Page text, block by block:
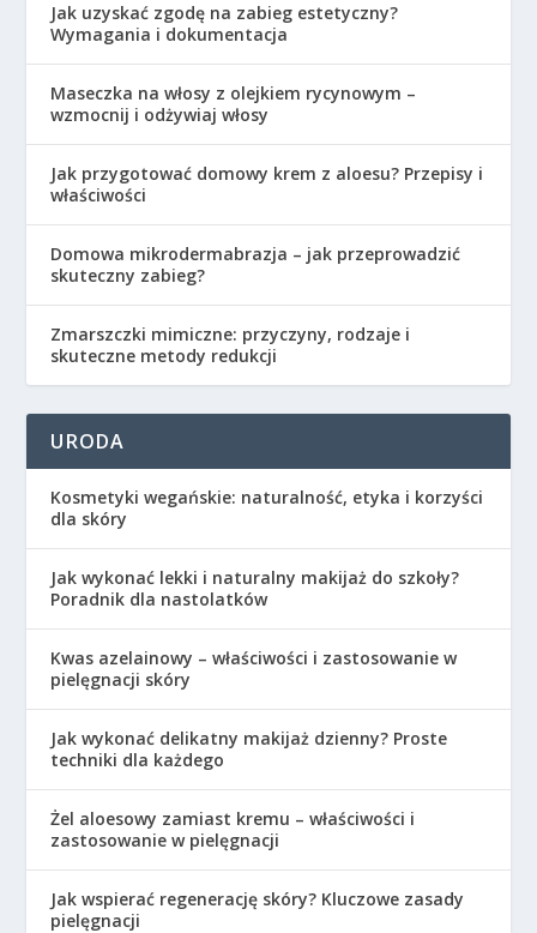
Jak uzyskać zgodę na zabieg estetyczny?
Wymagania i dokumentacja
Maseczka na włosy z olejkiem rycynowym –
wzmocnij i odżywiaj włosy
Jak przygotować domowy krem z aloesu? Przepisy i
właściwości
Domowa mikrodermabrazja – jak przeprowadzić
skuteczny zabieg?
Zmarszczki mimiczne: przyczyny, rodzaje i
skuteczne metody redukcji
URODA
Kosmetyki wegańskie: naturalność, etyka i korzyści
dla skóry
Jak wykonać lekki i naturalny makijaż do szkoły?
Poradnik dla nastolatków
Kwas azelainowy – właściwości i zastosowanie w
pielęgnacji skóry
Jak wykonać delikatny makijaż dzienny? Proste
techniki dla każdego
Żel aloesowy zamiast kremu – właściwości i
zastosowanie w pielęgnacji
Jak wspierać regenerację skóry? Kluczowe zasady
pielęgnacji